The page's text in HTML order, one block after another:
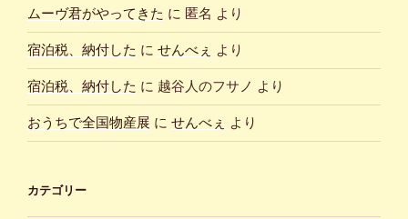
ムーヴ君がやってきた に 匿名 より
宿泊税、納付した に せんべぇ より
宿泊税、納付した に 越谷人のフサノ より
おうちで全国物産展 に せんべぇ より
カテゴリー